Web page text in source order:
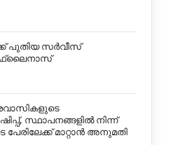
പുതിയ സർവീസ്
ഫ്ലൈനാസ്
സ്ഥാപനങ്ങളിൽ നിന്ന്
മാറ്റാൻ അനുമതി